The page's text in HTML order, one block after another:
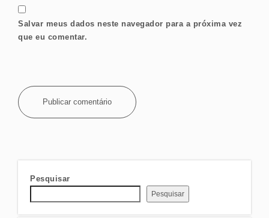
Salvar meus dados neste navegador para a próxima vez
que eu comentar.
Pesquisar
Pesquisar